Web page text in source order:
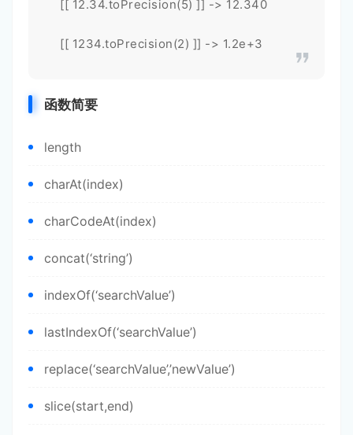
[[ 12.34.toPrecision(5) ]] -> 12.340
[[ 1234.toPrecision(2) ]] -> 1.2e+3
函数简要
length
charAt(index)
charCodeAt(index)
concat(‘string’)
indexOf(‘searchValue’)
lastIndexOf(‘searchValue’)
replace(‘searchValue’,’newValue’)
slice(start,end)